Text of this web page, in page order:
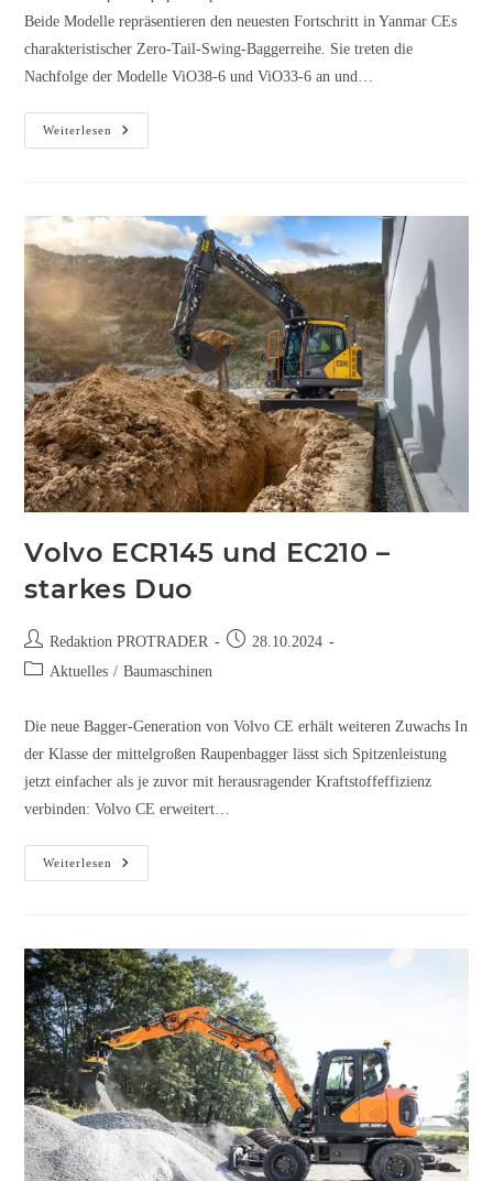
Beide Modelle repräsentieren den neuesten Fortschritt in Yanmar CEs
charakteristischer Zero-Tail-Swing-Baggerreihe. Sie treten die
Nachfolge der Modelle ViO38-6 und ViO33-6 an und…
Weiterlesen
Volvo ECR145 und EC210 –
starkes Duo
Redaktion PROTRADER
28.10.2024
Aktuelles / Baumaschinen
Die neue Bagger-Generation von Volvo CE erhält weiteren Zuwachs In
der Klasse der mittelgroßen Raupenbagger lässt sich Spitzenleistung
jetzt einfacher als je zuvor mit herausragender Kraftstoffeffizienz
verbinden: Volvo CE erweitert…
Weiterlesen